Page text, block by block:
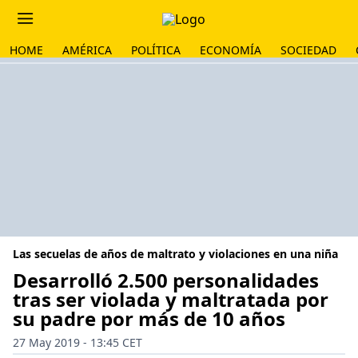
HOME AMÉRICA POLÍTICA ECONOMÍA SOCIEDAD
Las secuelas de años de maltrato y violaciones en una niña
Desarrolló 2.500 personalidades
tras ser violada y maltratada por
su padre por más de 10 años
27 May 2019 - 13:45 CET